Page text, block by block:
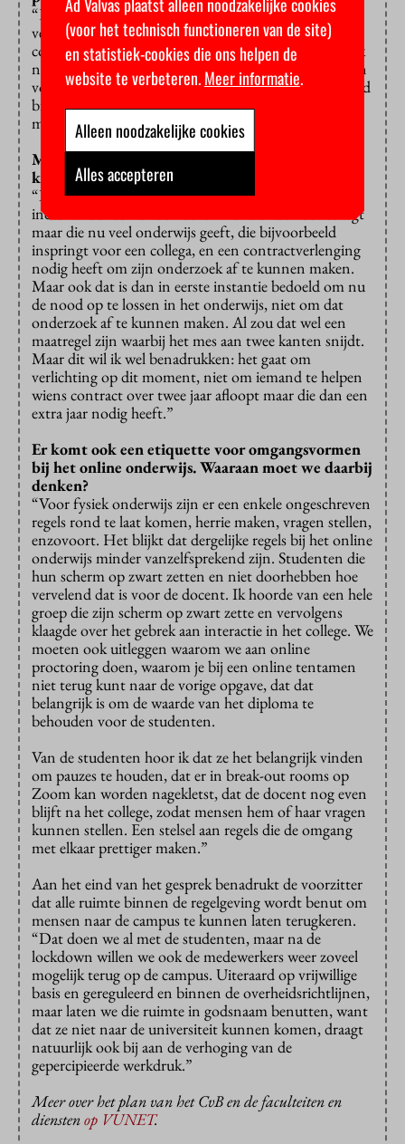
“Extra assistentie is bedoeld om onderwijstaken te
verlichten. We gaan nu geen toekomstige
contractverlenging bekostigen. Hierna krijgen we ook
nog overheidsgeld in het kader van het Nationaal Plan
voor het onderwijs na de coronacrisis, daar zit ook geld
bij om contracten te verlengen. Structurele
maatregelen kunnen we nu niet financieren.”
Maar urgente gevallen zouden nu wel geholpen
kunnen worden met contractverlenging?
“Ik kan me voorstellen dat een faculteit een plan
indient voor een onderzoeker wiens onderzoek stilligt
maar die nu veel onderwijs geeft, die bijvoorbeeld
inspringt voor een collega, en een contractverlenging
nodig heeft om zijn onderzoek af te kunnen maken.
Maar ook dat is dan in eerste instantie bedoeld om nu
de nood op te lossen in het onderwijs, niet om dat
onderzoek af te kunnen maken. Al zou dat wel een
maatregel zijn waarbij het mes aan twee kanten snijdt.
Maar dit wil ik wel benadrukken: het gaat om
verlichting op dit moment, niet om iemand te helpen
wiens contract over twee jaar afloopt maar die dan een
extra jaar nodig heeft.”
Er komt ook een etiquette voor omgangsvormen
bij het online onderwijs. Waaraan moet we daarbij
denken?
“Voor fysiek onderwijs zijn er een enkele ongeschreven
regels rond te laat komen, herrie maken, vragen stellen,
enzovoort. Het blijkt dat dergelijke regels bij het online
onderwijs minder vanzelfsprekend zijn. Studenten die
hun scherm op zwart zetten en niet doorhebben hoe
vervelend dat is voor de docent. Ik hoorde van een hele
groep die zijn scherm op zwart zette en vervolgens
klaagde over het gebrek aan interactie in het college. We
moeten ook uitleggen waarom we aan online
proctoring doen, waarom je bij een online tentamen
niet terug kunt naar de vorige opgave, dat dat
belangrijk is om de waarde van het diploma te
behouden voor de studenten.
Van de studenten hoor ik dat ze het belangrijk vinden
om pauzes te houden, dat er in break-out rooms op
Zoom kan worden nagekletst, dat de docent nog even
blijft na het college, zodat mensen hem of haar vragen
kunnen stellen. Een stelsel aan regels die de omgang
met elkaar prettiger maken.”
Aan het eind van het gesprek benadrukt de voorzitter
dat alle ruimte binnen de regelgeving wordt benut om
mensen naar de campus te kunnen laten terugkeren.
“Dat doen we al met de studenten, maar na de
lockdown willen we ook de medewerkers weer zoveel
mogelijk terug op de campus. Uiteraard op vrijwillige
basis en gereguleerd en binnen de overheidsrichtlijnen,
maar laten we die ruimte in godsnaam benutten, want
dat ze niet naar de universiteit kunnen komen, draagt
natuurlijk ook bij aan de verhoging van de
gepercipieerde werkdruk.”
Meer over het plan van het CvB en de faculteiten en
dienstenop VUNET.
(voor het technisch functioneren van de site)
en statistiek-cookies die ons helpen de
website te verbeteren.Meer informatie.
Alleen noodzakelijke cookies
Alles accepteren